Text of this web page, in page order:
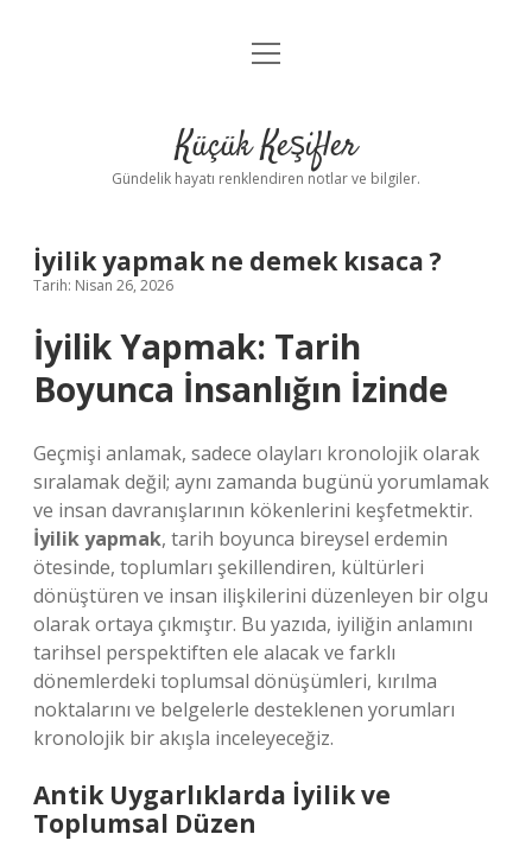
Anasayfa
Yasal Uyarı
menüyü
Küçük Keşifler
Gündelik hayatı renklendiren notlar ve bilgiler.
İyilik yapmak ne demek kısaca ?
Tarih: Nisan 26, 2026
İyilik Yapmak: Tarih
Boyunca İnsanlığın İzinde
Geçmişi anlamak, sadece olayları kronolojik olarak
sıralamak değil; aynı zamanda bugünü yorumlamak
ve insan davranışlarının kökenlerini keşfetmektir.
İyilik yapmak, tarih boyunca bireysel erdemin
ötesinde, toplumları şekillendiren, kültürleri
dönüştüren ve insan ilişkilerini düzenleyen bir olgu
olarak ortaya çıkmıştır. Bu yazıda, iyiliğin anlamını
tarihsel perspektiften ele alacak ve farklı
dönemlerdeki toplumsal dönüşümleri, kırılma
noktalarını ve belgelerle desteklenen yorumları
kronolojik bir akışla inceleyeceğiz.
Antik Uygarlıklarda İyilik ve
Toplumsal Düzen